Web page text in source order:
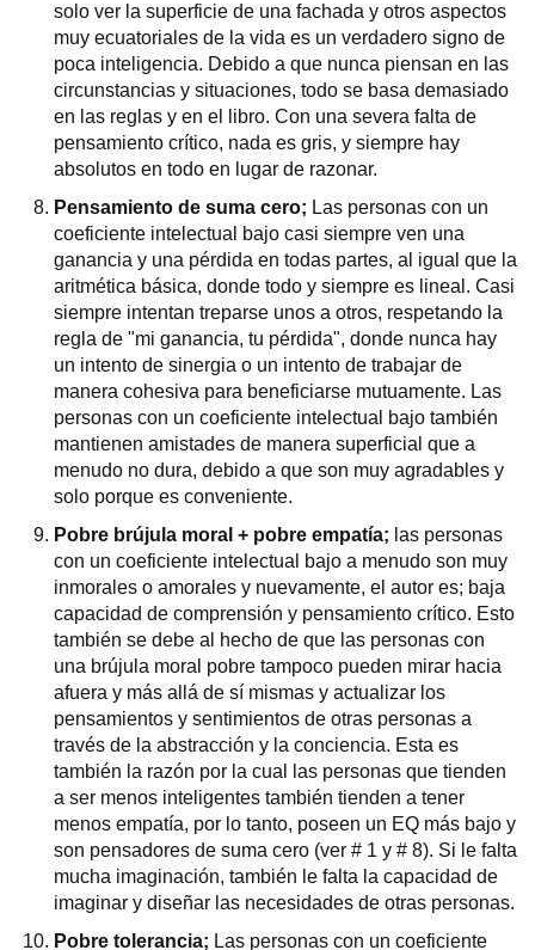
solo ver la superficie de una fachada y otros aspectos
muy ecuatoriales de la vida es un verdadero signo de
poca inteligencia. Debido a que nunca piensan en las
circunstancias y situaciones, todo se basa demasiado
en las reglas y en el libro. Con una severa falta de
pensamiento crítico, nada es gris, y siempre hay
absolutos en todo en lugar de razonar.
Pensamiento de suma cero; Las personas con un
coeficiente intelectual bajo casi siempre ven una
ganancia y una pérdida en todas partes, al igual que la
aritmética básica, donde todo y siempre es lineal. Casi
siempre intentan treparse unos a otros, respetando la
regla de "mi ganancia, tu pérdida", donde nunca hay
un intento de sinergia o un intento de trabajar de
manera cohesiva para beneficiarse mutuamente. Las
personas con un coeficiente intelectual bajo también
mantienen amistades de manera superficial que a
menudo no dura, debido a que son muy agradables y
solo porque es conveniente.
Pobre brújula moral + pobre empatía; las personas
con un coeficiente intelectual bajo a menudo son muy
inmorales o amorales y nuevamente, el autor es; baja
capacidad de comprensión y pensamiento crítico. Esto
también se debe al hecho de que las personas con
una brújula moral pobre tampoco pueden mirar hacia
afuera y más allá de sí mismas y actualizar los
pensamientos y sentimientos de otras personas a
través de la abstracción y la conciencia. Esta es
también la razón por la cual las personas que tienden
a ser menos inteligentes también tienden a tener
menos empatía, por lo tanto, poseen un EQ más bajo y
son pensadores de suma cero (ver # 1 y # 8). Si le falta
mucha imaginación, también le falta la capacidad de
imaginar y diseñar las necesidades de otras personas.
Pobre tolerancia; Las personas con un coeficiente